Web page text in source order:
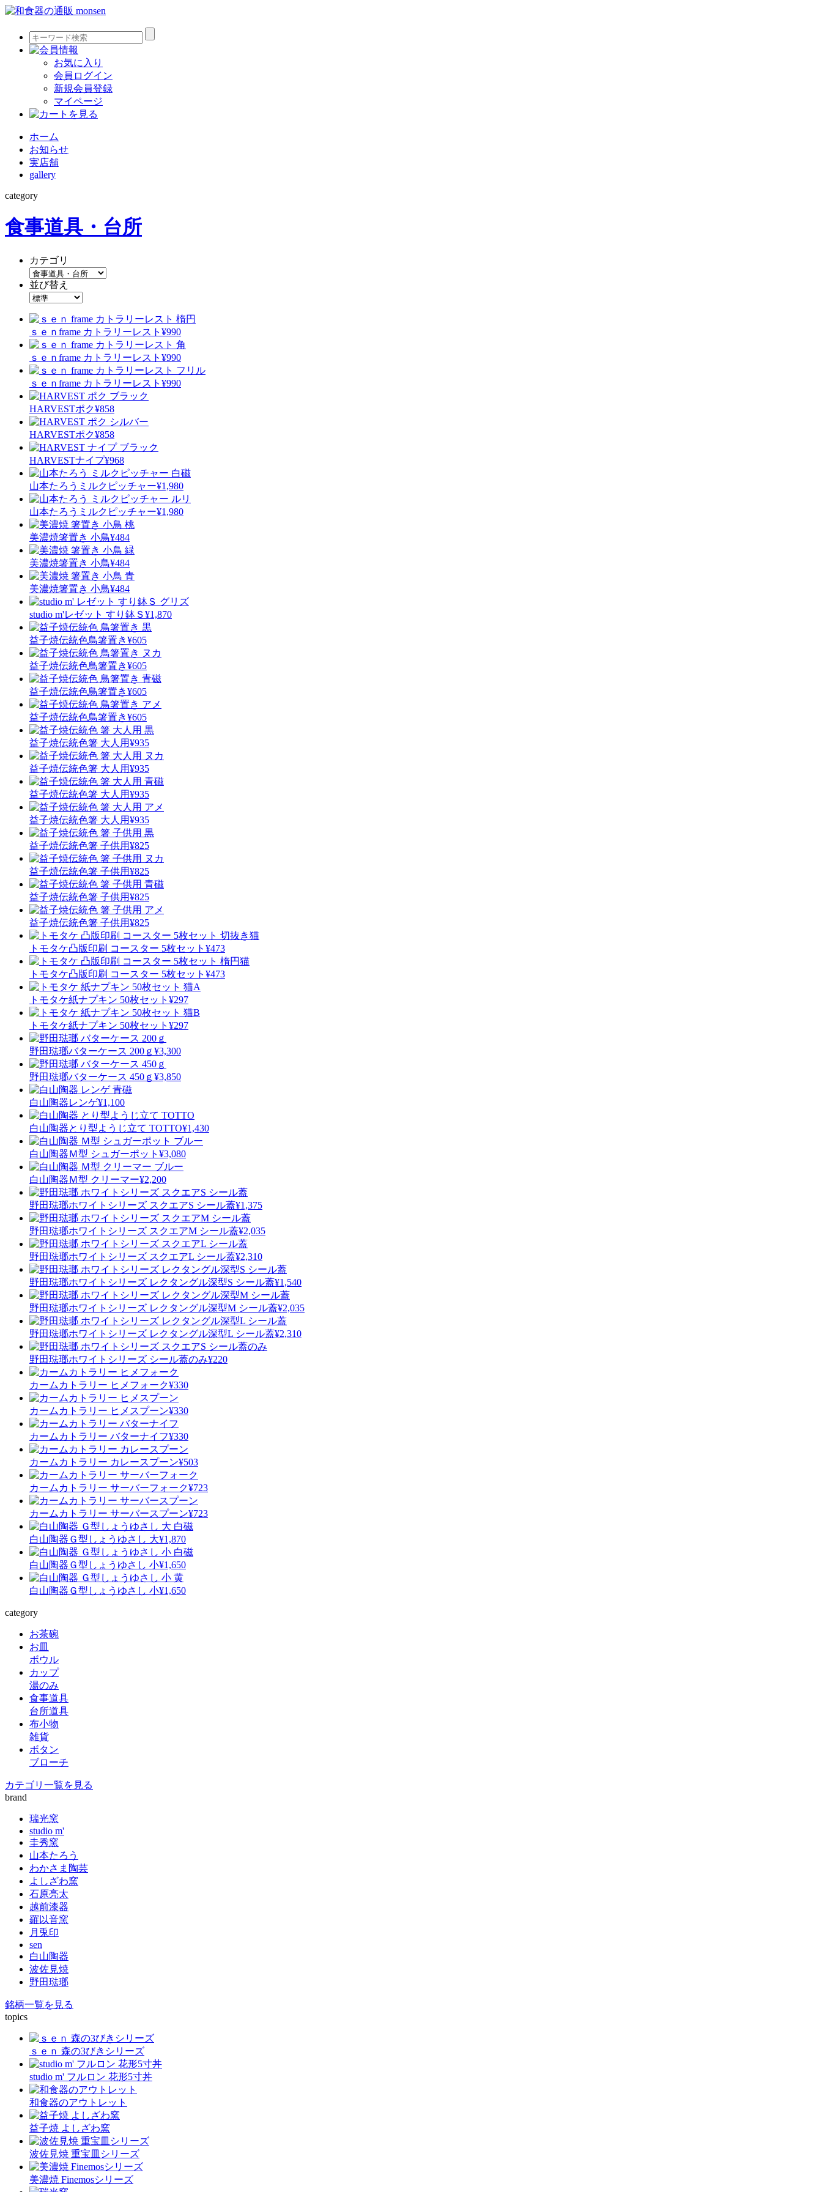
お気に入り
会員ログイン
新規会員登録
マイページ
ホーム
お知らせ
実店舗
gallery
category
食事道具・台所
カテゴリ
並び替え
ｓｅｎ frame カトラリーレスト ¥990
ｓｅｎ frame カトラリーレスト ¥990
ｓｅｎ frame カトラリーレスト ¥990
HARVESTポク¥858
HARVESTポク¥858
HARVESTナイプ¥968
山本たろう ミルクピッチャー¥1,980
山本たろう ミルクピッチャー¥1,980
美濃焼箸置き 小鳥¥484
美濃焼箸置き 小鳥¥484
美濃焼箸置き 小鳥¥484
studio m'レゼット すり鉢Ｓ¥1,870
益子焼伝統色鳥箸置き¥605
益子焼伝統色鳥箸置き¥605
益子焼伝統色鳥箸置き¥605
益子焼伝統色鳥箸置き¥605
益子焼伝統色箸 大人用¥935
益子焼伝統色箸 大人用¥935
益子焼伝統色箸 大人用¥935
益子焼伝統色箸 大人用¥935
益子焼伝統色箸 子供用¥825
益子焼伝統色箸 子供用¥825
益子焼伝統色箸 子供用¥825
益子焼伝統色箸 子供用¥825
トモタケ凸版印刷 コースター 5枚セット ¥473
トモタケ凸版印刷 コースター 5枚セット ¥473
トモタケ紙ナプキン 50枚セット ¥297
トモタケ紙ナプキン 50枚セット ¥297
野田琺瑯バターケース 200ｇ ¥3,300
野田琺瑯バターケース 450ｇ ¥3,850
白山陶器レンゲ¥1,100
白山陶器とり型ようじ立て TOTTO¥1,430
白山陶器Ｍ型 シュガーポット ¥3,080
白山陶器Ｍ型 クリーマー¥2,200
野田琺瑯ホワイトシリーズ スクエアS シール蓋¥1,375
野田琺瑯ホワイトシリーズ スクエアM シール蓋¥2,035
野田琺瑯ホワイトシリーズ スクエアL シール蓋¥2,310
野田琺瑯ホワイトシリーズ レクタングル深型S シール蓋¥1,540
野田琺瑯ホワイトシリーズ レクタングル深型M シール蓋¥2,035
野田琺瑯ホワイトシリーズ レクタングル深型L シール蓋¥2,310
野田琺瑯ホワイトシリーズ シール蓋のみ¥220
カームカトラリー ヒメフォーク¥330
カームカトラリー ヒメスプーン¥330
カームカトラリー バターナイフ¥330
カームカトラリー カレースプーン¥503
カームカトラリー サーバーフォーク¥723
カームカトラリー サーバースプーン¥723
白山陶器 Ｇ型しょうゆさし 大¥1,870
白山陶器 Ｇ型しょうゆさし 小¥1,650
白山陶器 Ｇ型しょうゆさし 小¥1,650
category
お茶碗
お皿
ボウル
カップ
湯のみ
食事道具
台所道具
布小物
雑貨
ボタン
ブローチ
カテゴリ一覧を見る
brand
瑞光窯
studio m'
圭秀窯
山本たろう
わかさま陶芸
よしざわ窯
石原亮太
越前漆器
羅以音窯
月兎印
sen
白山陶器
波佐見焼
野田琺瑯
銘柄一覧を見る
topics
ｓｅｎ 森の3びきシリーズ
studio m' フルロン 花形5寸丼
和食器のアウトレット
益子焼 よしざわ窯
波佐見焼 重宝皿シリーズ
美濃焼 Finemosシリーズ